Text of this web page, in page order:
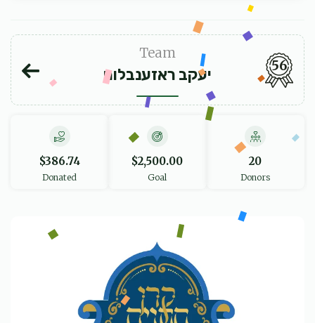
Team
יעקב ראזענבלום
56
$386.74
Donated
$2,500.00
Goal
20
Donors